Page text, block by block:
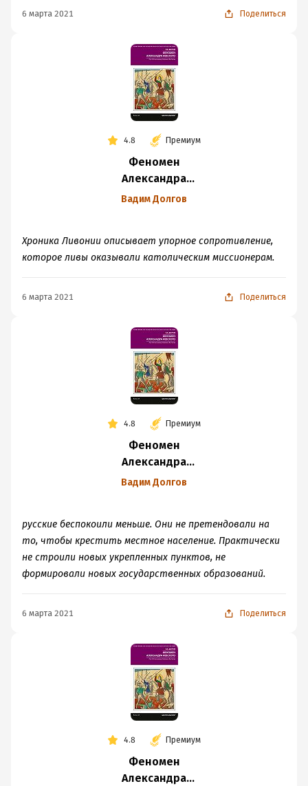
6 марта 2021 Поделиться
4.8 Премиум
Феномен
Александра
Невского. Русь XIII
Вадим Долгов
Хроника Ливонии описывает упорное сопротивление,
которое ливы оказывали католическим миссионерам.
6 марта 2021 Поделиться
4.8 Премиум
Феномен
Александра
Невского. Русь XIII
Вадим Долгов
русские беспокоили меньше. Они не претендовали на
то, чтобы крестить местное население. Практически
не строили новых укрепленных пунктов, не
формировали новых государственных образований.
6 марта 2021 Поделиться
4.8 Премиум
Феномен
Александра